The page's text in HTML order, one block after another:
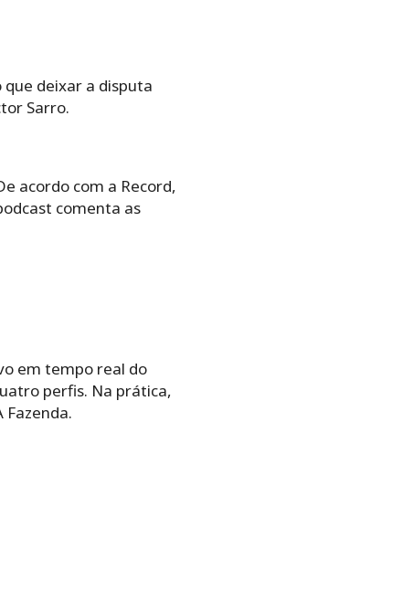
deixar a disputa
Sarro.
acordo com a Record,
comenta as
em tempo real do
perfis. Na prática,